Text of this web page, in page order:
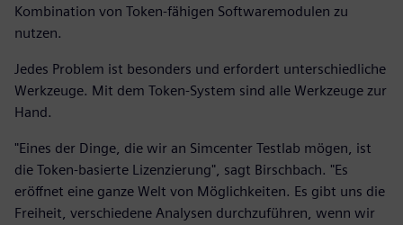
Kombination von Token-fähigen Softwaremodulen zu
nutzen.
Jedes Problem ist besonders und erfordert unterschiedliche
Werkzeuge. Mit dem Token-System sind alle Werkzeuge zur
Hand.
"Eines der Dinge, die wir an Simcenter Testlab mögen, ist
die Token-basierte Lizenzierung", sagt Birschbach. "Es
eröffnet eine ganze Welt von Möglichkeiten. Es gibt uns die
Freiheit, verschiedene Analysen durchzuführen, wenn wir